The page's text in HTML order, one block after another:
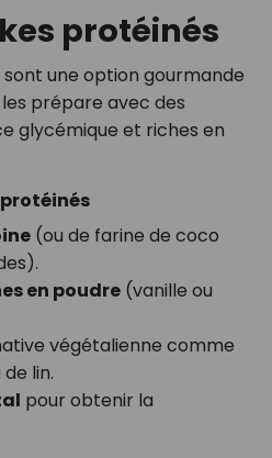
protéinés
une option gourmande
prépare avec des
glycémique et riches en
(ou de farine de coco
en poudre(vanille ou
végétalienne comme
lin.
pour obtenir la